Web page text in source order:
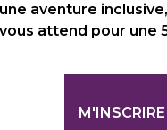
aventure
attend pour une